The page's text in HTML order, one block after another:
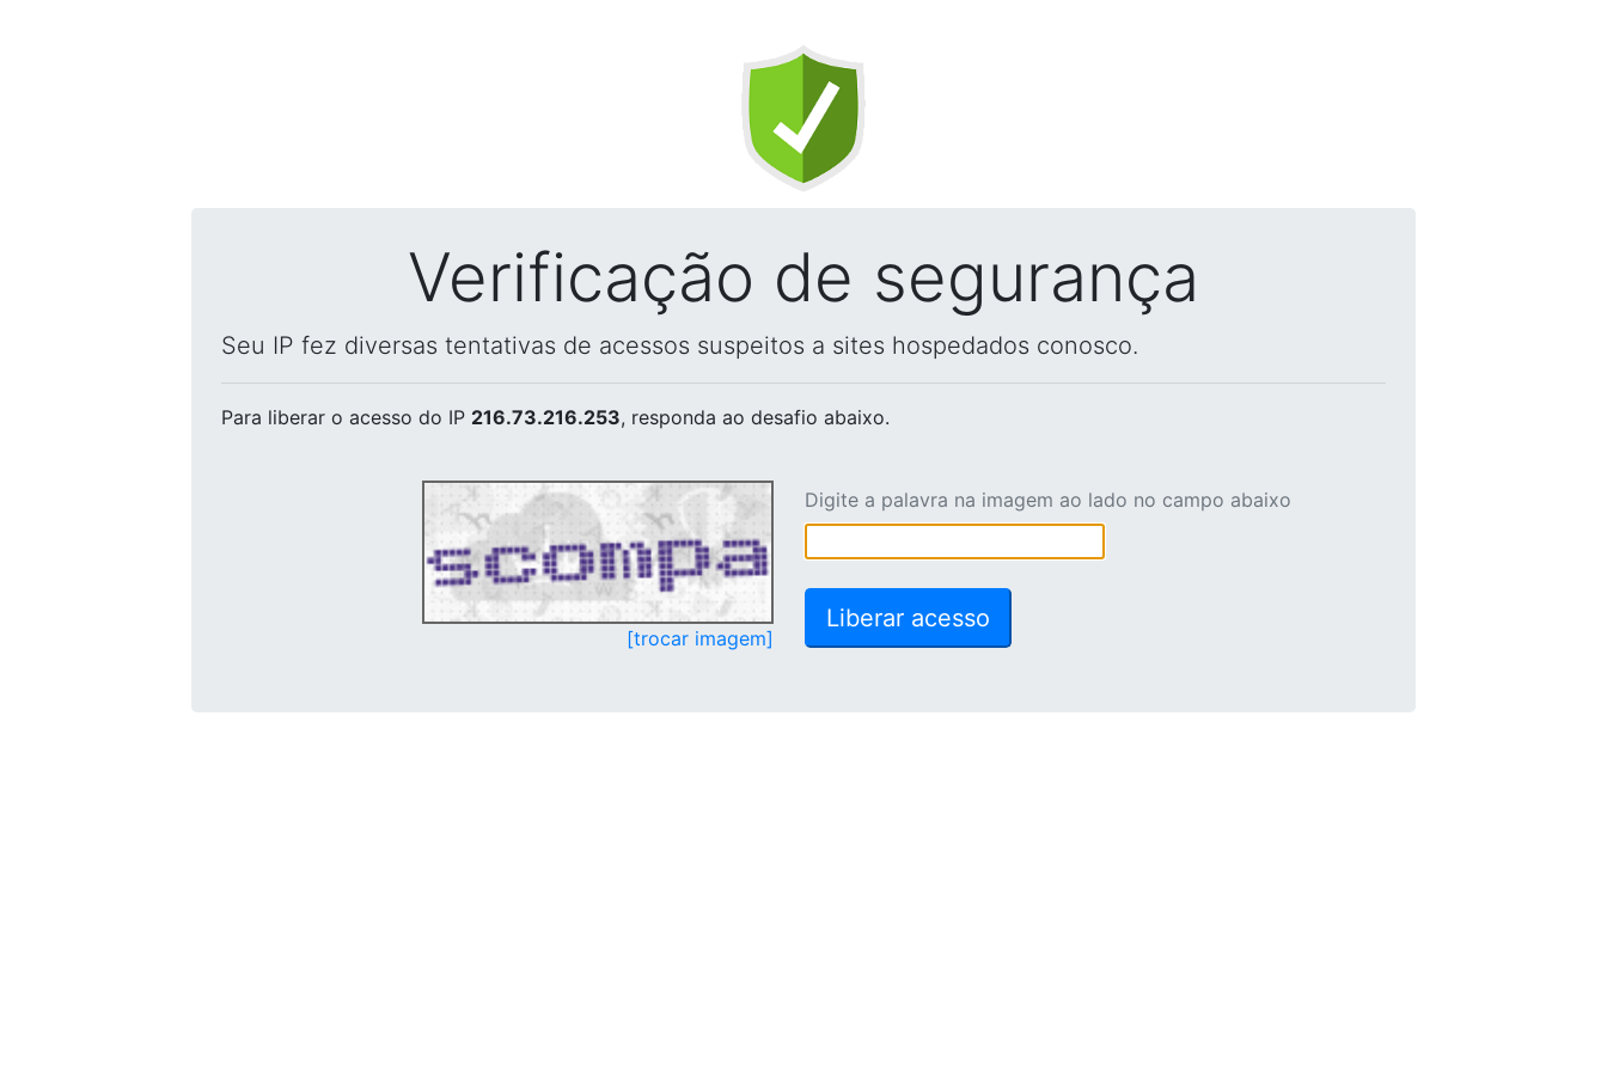
Verificação de segurança
Seu IP fez diversas tentativas de acessos suspeitos a sites hospedados conosco.
Para liberar o acesso do IP 216.73.216.253, responda ao desafio abaixo.
[trocar imagem]
Digite a palavra na imagem ao lado no campo abaixo